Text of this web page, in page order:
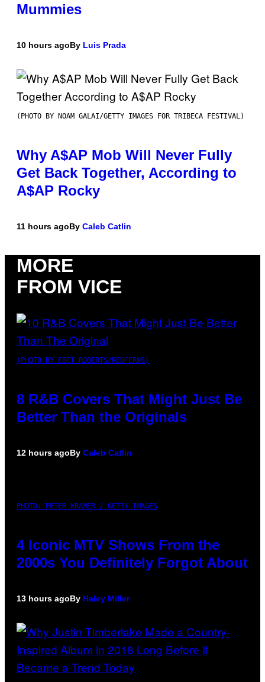
Mummies
10 hours agoBy Luis Prada
(PHOTO BY NOAM GALAI/GETTY IMAGES FOR TRIBECA FESTIVAL)
Why A$AP Mob Will Never Fully
Get Back Together, According to
A$AP Rocky
11 hours agoBy Caleb Catlin
MORE
FROM VICE
(PHOTO BY EBET ROBERTS/REDFERNS)
8 R&B Covers That Might Just Be
Better Than the Originals
12 hours agoBy Caleb Catlin
PHOTO: PETER KRAMER / GETTY IMAGES
4 Iconic MTV Shows From the
2000s You Definitely Forgot About
13 hours agoBy Haley Miller